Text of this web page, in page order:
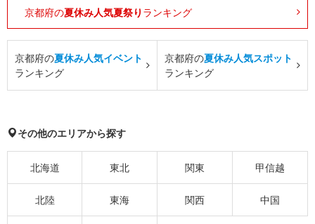
京都府の夏休み人気夏祭り ランキング
京都府の夏休み人気イベント
ランキング
京都府の夏休み人気スポット
ランキング
その他のエリアから探す
北海道 東北 関東 甲信越
北陸 東海 関西 中国